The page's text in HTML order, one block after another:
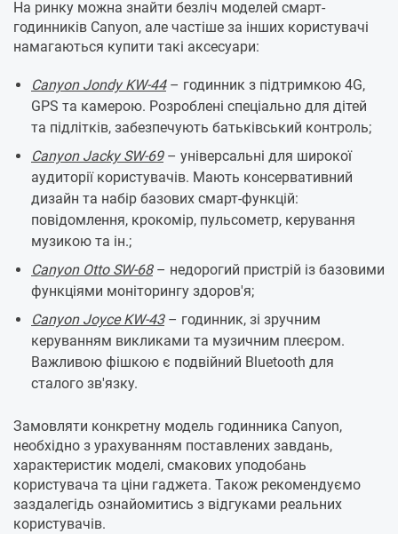
На ринку можна знайти безліч моделей смарт-
годинників Canyon, але частіше за інших користувачі
намагаються купити такі аксесуари:
Canyon Jondy KW-44– годинник з підтримкою 4G,
GPS та камерою. Розроблені спеціально для дітей
та підлітків, забезпечують батьківський контроль;
Canyon Jacky SW-69– універсальні для широкої
аудиторії користувачів. Мають консервативний
дизайн та набір базових смарт-функцій:
повідомлення, крокомір, пульсометр, керування
музикою та ін.;
Canyon Otto SW-68– недорогий пристрій із базовими
функціями моніторингу здоров'я;
Canyon Joyce KW-43– годинник, зі зручним
керуванням викликами та музичним плеєром.
Важливою фішкою є подвійний Bluetooth для
сталого зв'язку.
Замовляти конкретну модель годинника Canyon,
необхідно з урахуванням поставлених завдань,
характеристик моделі, смакових уподобань
користувача та ціни гаджета. Також рекомендуємо
заздалегідь ознайомитись з відгуками реальних
користувачів.